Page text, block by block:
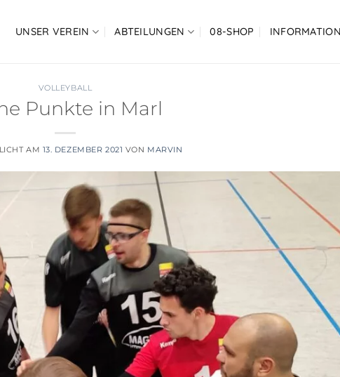
UNSER VEREIN ABTEILUNGEN 08-SHOP
VOLLEYBALL
Punkte in Marl
AM 13. DEZEMBER 2021 VON MARVIN